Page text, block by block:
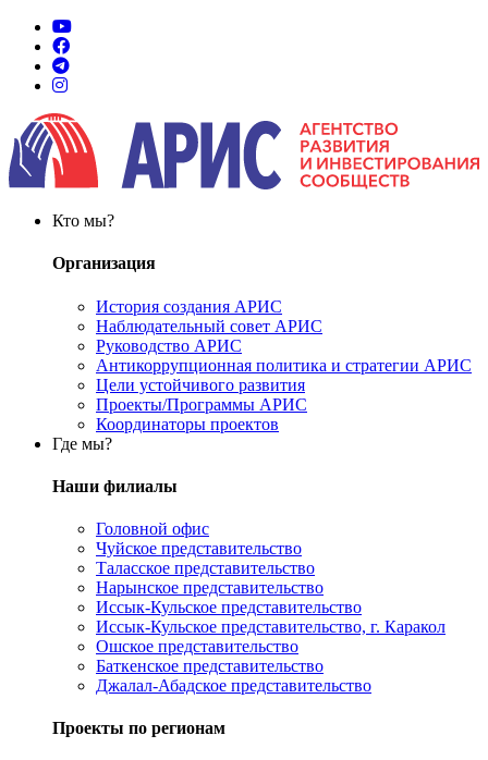
Кто мы?
Организация
История создания АРИС
Наблюдательный совет АРИС
Руководство АРИС
Антикоррупционная политика и стратегии АРИС
Цели устойчивого развития
Проекты/Программы АРИС
Координаторы проектов
Где мы?
Наши филиалы
Головной офис
Чуйское представительство
Таласское представительство
Нарынское представительство
Иссык-Кульское представительство
Иссык-Кульское представительство, г. Каракол
Ошское представительство
Баткенское представительство
Джалал-Абадское представительство
Проекты по регионам